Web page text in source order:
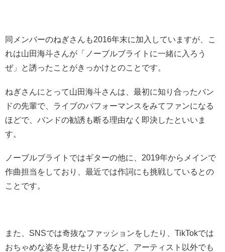
同メンバーのねぎさんも2016年末に加入していますが、こ
れは山田海斗さんが「ノーブルブライトに一緒に入ろう
ぜ」と誘ったことがきっかけとのことです。
ねぎさんにとって山田海斗さんは、最初に知り合ったバン
ドの先輩で、ライブのパフォーマンスをみてファンになる
ほどで、バンドの勧誘も断る理由なく即決したといいま
す。
ノーブルブライトではギターの他に、2019年からメインで
作曲担当をしており、最近では作詞にも挑戦しているとの
ことです。
また、SNSでは奇抜なファッションをしたり、TikTokでは
おちゃめな姿を見せたりするなど、アーティスト以外でも